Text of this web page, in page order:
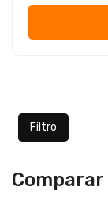
Filtro